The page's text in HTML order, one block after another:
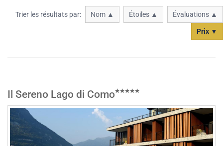
Trier les résultats par: Nom ▲ Étoiles ▲ Évaluations ▲
Prix ▼
Il Sereno Lago di Como